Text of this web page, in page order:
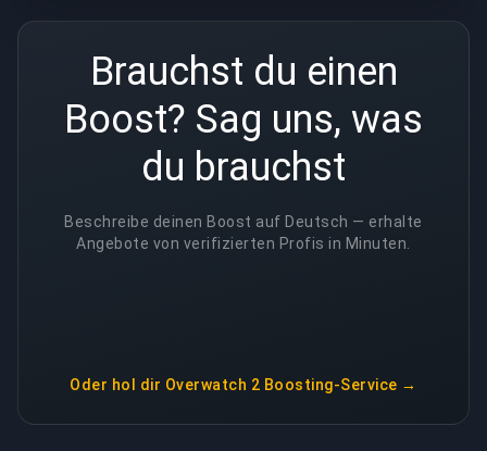
Brauchst du einen
Boost? Sag uns, was
du brauchst
Beschreibe deinen Boost auf Deutsch — erhalte
Angebote von verifizierten Profis in Minuten.
Oder hol dir Overwatch 2 Boosting-Service →